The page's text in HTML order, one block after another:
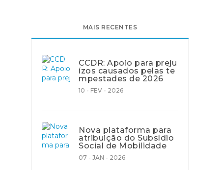
MAIS RECENTES
CCDR: Apoio para preju
ízos causados pelas te
mpestades de 2026
10 - FEV - 2026
Nova plataforma para
atribuição do Subsídio
Social de Mobilidade
07 - JAN - 2026